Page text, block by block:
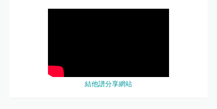
結他譜分享網站